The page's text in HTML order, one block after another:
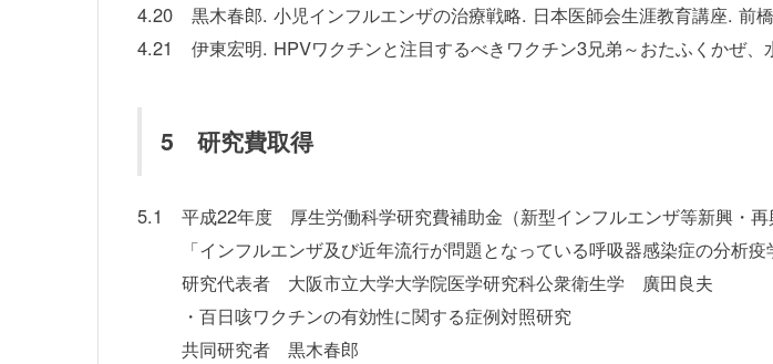
4.20
黒木春郎. 小児インフルエンザの治療戦略. 日本医師会生涯教育講座.
4.21
伊東宏明. HPVワクチンと注目するべきワクチン3兄弟～おたふくかぜ
5 研究費取得
5.1
平成22年度 厚生労働科学研究費補助金（新型インフルエンザ等新興・再
「インフルエンザ及び近年流行が問題となっている呼吸器感染症の分析
研究代表者 大阪市立大学大学院医学研究科公衆衛生学 廣田良夫
・百日咳ワクチンの有効性に関する症例対照研究
共同研究者 黒木春郎